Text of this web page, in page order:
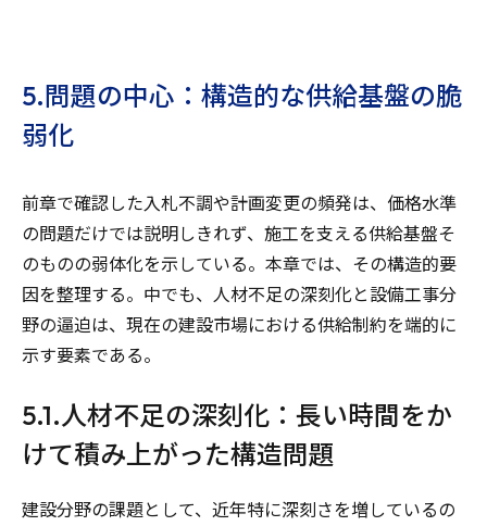
5.問題の中心：構造的な供給基盤の脆
弱化
前章で確認した入札不調や計画変更の頻発は、価格水準
の問題だけでは説明しきれず、施工を支える供給基盤そ
のものの弱体化を示している。本章では、その構造的要
因を整理する。中でも、人材不足の深刻化と設備工事分
野の逼迫は、現在の建設市場における供給制約を端的に
示す要素である。
5.1.人材不足の深刻化：長い時間をか
けて積み上がった構造問題
建設分野の課題として、近年特に深刻さを増しているの